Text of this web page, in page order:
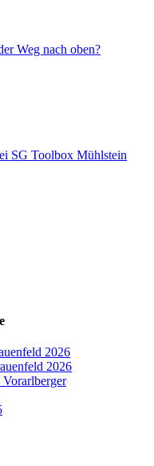
Weg nach oben?
SG Toolbox Mühlstein
2026
2026